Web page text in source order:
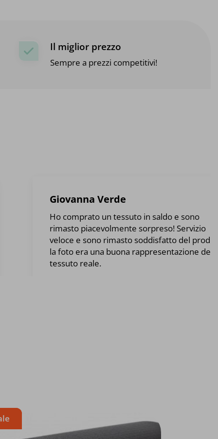
Il miglior prezzo
Sempre a prezzi competitivi!
Giovanna Verde
Ho comprato un tessuto in saldo e sono
rimasto piacevolmente sorpreso! Servizio
veloce e sono rimasto soddisfatto del
la foto era una buona rappresentazione del
tessuto reale.